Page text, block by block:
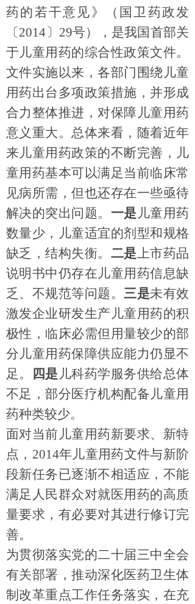
药的若干意见》（国卫药政发
〔2014〕 29号），是我国首部关
于儿童用药的综合性政策文件。
文件实施以来，各部门围绕儿童
用药出台多项政策措施，并形成
合力整体推进，对保障儿童用药
意义重大。总体来看，随着近年
来儿童用药政策的不断完善，儿
童用药基本可以满足当前临床常
见病所需，但也还存在一些亟待
解决的突出问题。 一是 儿童用药
数量少，儿童适宜的剂型和规格
缺乏，结构失衡。 二是上市药品
说明书中仍存在儿童用药信息缺
乏、不规范等问题。三是未有效
激发企业研发生产儿童用药的积
极性，临床必需但用量较少的部
分儿童用药保障供应能力仍显不
足。
四是 儿科药学服务供给总体
不足，部分医疗机构配备儿童用
药种类较少。
面对当前儿童用药新要求、新特
点， 2014年儿童用药文件与新阶
段新任务已逐渐不相适应， 不能
满足人民群众对就医用药的高质
量要求， 有必要对其进行修订完
善。
为贯彻落实党的二十届三中全会
有关部署，推动深化医药卫生体
制改革重点工作任务落实，在充